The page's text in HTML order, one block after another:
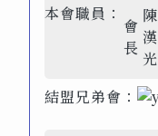
本會職員：
會
長
陳
漢
光
結盟兄弟會：